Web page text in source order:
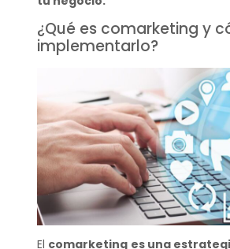
¿Qué es comarketing y
implementarlo?
El comarketing es una